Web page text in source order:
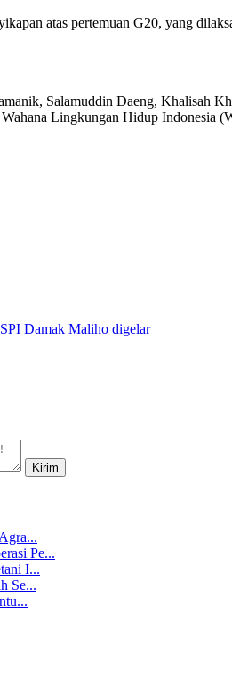
atas pertemuan G20, yang
Salamuddin Daeng, Khalisah
Wahana Lingkungan Hidup
Damak Maliho digelar
Pe...
I...
Se...